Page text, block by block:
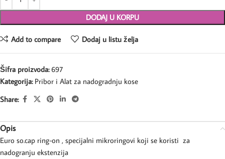
DODAJ U KORPU
Add to compare Dodaj u listu želja
Šifra proizvoda: 697
Kategorija: Pribor i Alat za nadogradnju kose
Share:
Opis
Euro so.cap ring-on , specijalni mikroringovi koji se koristi za
nadogranju ekstenzija